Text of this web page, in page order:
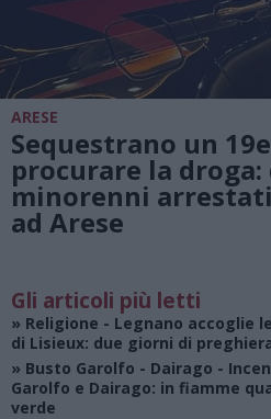
ARESE
Sequestrano un
procurare la
minorenni
ad Arese
Gli articoli più letti
» Religione - Legnano accoglie
di Lisieux: due giorni di
» Busto Garolfo - Dairago -
Garolfo e Dairago: in fiamme
verde